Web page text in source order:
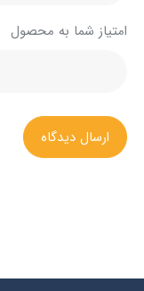
امتیاز شما به محصول
ارسال دیدگاه